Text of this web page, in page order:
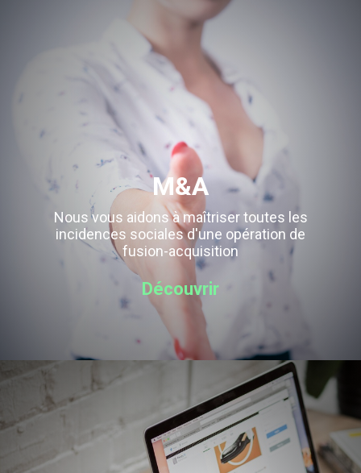
M&A
Nous vous aidons à maîtriser toutes les
incidences sociales d'une opération de
fusion-acquisition
Découvrir